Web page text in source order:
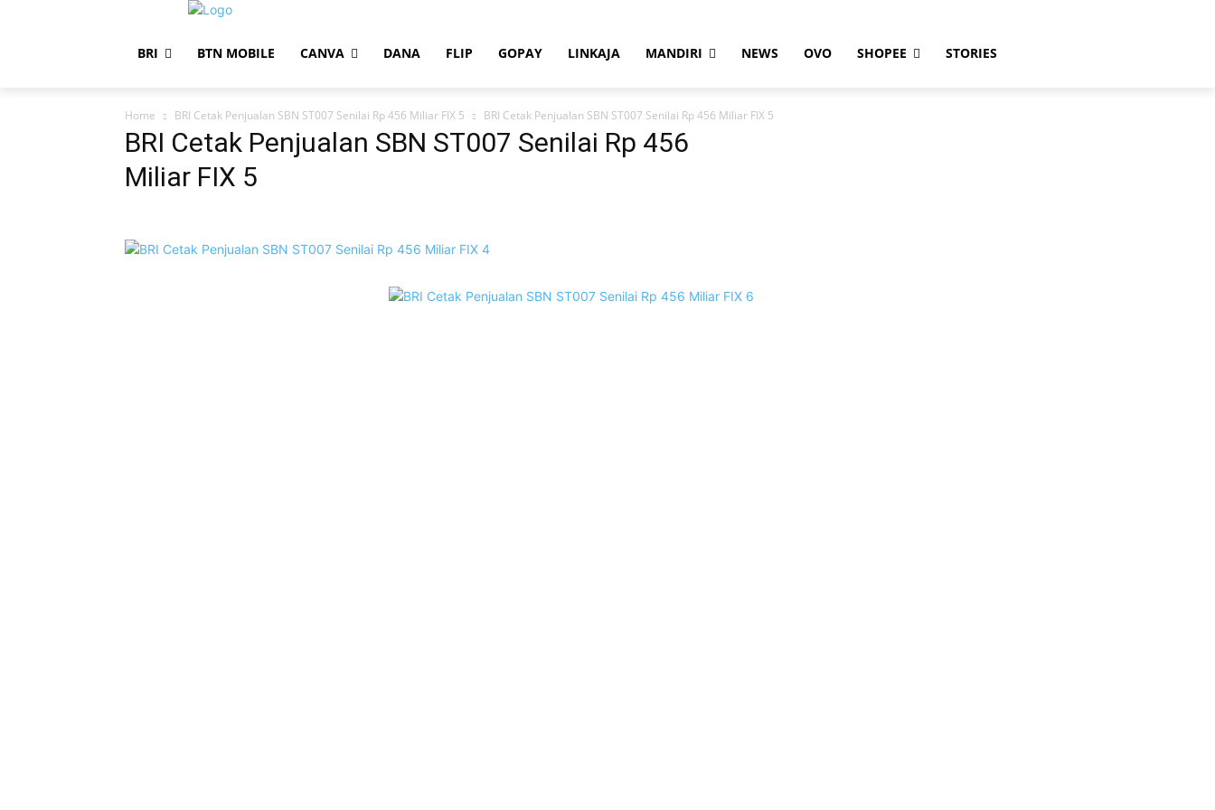
BRI BTN MOBILE CANVA DANA FLIP GOPAY LINKAJA MANDIRI NEWS OVO SHOPEE STORIES
Home BRI Cetak Penjualan SBN ST007 Senilai Rp 456 Miliar FIX 5 BRI Cetak Penjualan SBN ST007 Senilai Rp 456 Miliar FIX 5
BRI Cetak Penjualan SBN ST007 Senilai Rp 456
Miliar FIX 5